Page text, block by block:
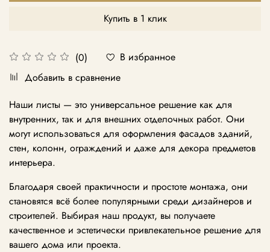
(0)
В избранное
Добавить в сравнение
Купить в 1 клик
Наши листы — это универсальное решение как для
внутренних, так и для внешних отделочных работ. Они
могут использоваться для оформления фасадов зданий,
стен, колонн, ограждений и даже для декора предметов
интерьера.
Благодаря своей практичности и простоте монтажа, они
становятся всё более популярными среди дизайнеров и
строителей. Выбирая наш продукт, вы получаете
качественное и эстетически привлекательное решение для
вашего дома или проекта.